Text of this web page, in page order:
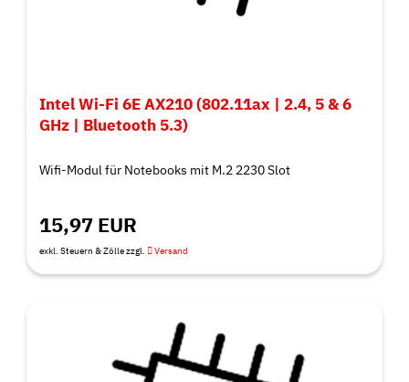
Intel Wi-Fi 6E AX210 (802.11ax | 2.4, 5 & 6
GHz | Bluetooth 5.3)
Wifi-Modul für Notebooks mit M.2 2230 Slot
15,97 EUR
exkl. Steuern & Zölle zzgl. Versand